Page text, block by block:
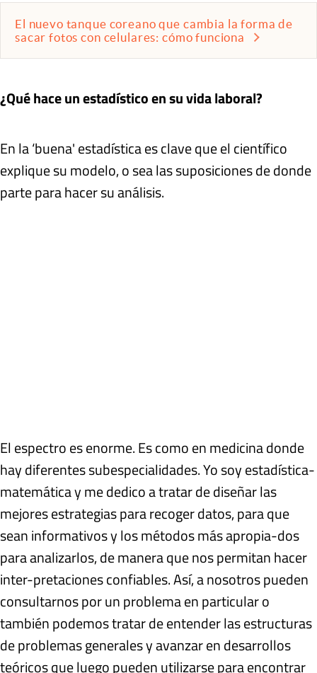
El nuevo tanque coreano que cambia la forma de
sacar fotos con celulares: cómo funciona
¿Qué hace un estadístico en su vida laboral?
En la ‘buena' estadística es clave que el científico
explique su modelo, o sea las suposiciones de donde
parte para hacer su análisis.
El espectro es enorme. Es como en medicina donde
hay diferentes subespecialidades. Yo soy estadística-
matemática y me dedico a tratar de diseñar las
mejores estrategias para recoger datos, para que
sean informativos y los métodos más apropia-dos
para analizarlos, de manera que nos permitan hacer
inter-pretaciones confiables. Así, a nosotros pueden
consultarnos por un problema en particular o
también podemos tratar de entender las estructuras
de problemas generales y avanzar en desarrollos
teóricos que luego pueden utilizarse para encontrar